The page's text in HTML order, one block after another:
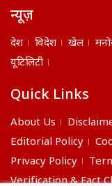
न्यूज़
देश विदेश खेल
यूटिलिटी
Quick Links
About Us
Editorial Policy
Privacy Policy
Verification & Fact